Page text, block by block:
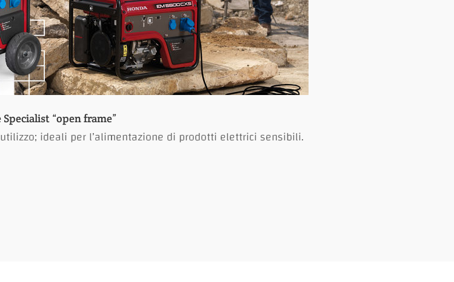
Specialist “open frame”
ideali per l’alimentazione di prodotti elettrici sensibili.